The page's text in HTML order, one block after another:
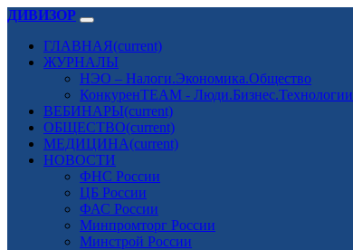
ДИВИЗОР
ГЛАВНАЯ(current)
ЖУРНАЛЫ
НЭО – Налоги.Экономика.Общество
КонкуренTEAM - Люди.Бизнес.Технологии
ВЕБИНАРЫ(current)
ОБЩЕСТВО(current)
МЕДИЦИНА(current)
НОВОСТИ
ФНС России
ЦБ России
ФАС России
Минпромторг России
Минстрой России